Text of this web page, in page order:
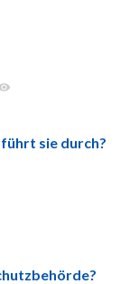
sie durch?